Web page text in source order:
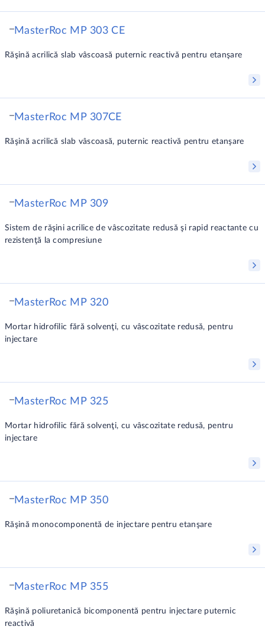
MasterRoc MP 303 CE
Răşină acrilică slab vâscoasă puternic reactivă pentru etanşare
MasterRoc MP 307CE
Răşină acrilică slab vâscoasă, puternic reactivă pentru etanşare
MasterRoc MP 309
Sistem de răşini acrilice de vâscozitate redusă şi rapid reactante cu
rezistenţă la compresiune
MasterRoc MP 320
Mortar hidrofilic fără solvenţi, cu vâscozitate redusă, pentru
injectare
MasterRoc MP 325
Mortar hidrofilic fără solvenţi, cu vâscozitate redusă, pentru
injectare
MasterRoc MP 350
Răşină monocomponentă de injectare pentru etanşare
MasterRoc MP 355
Răşină poliuretanică bicomponentă pentru injectare puternic
reactivă